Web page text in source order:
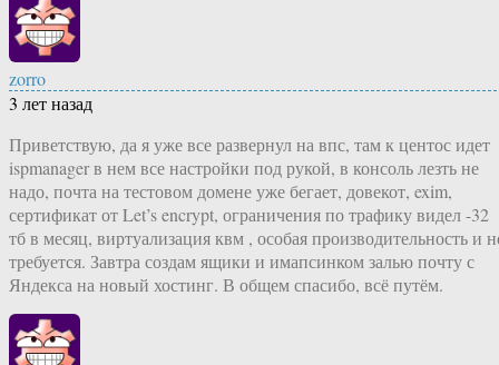
zorro
3 лет назад
Приветствую, да я уже все развернул на впс, там к центос идет
ispmanager в нем все настройки под рукой, в консоль лезть не
надо, почта на тестовом домене уже бегает, довекот, exim,
сертификат от Let’s encrypt, ограничения по трафику видел -32
тб в месяц, виртуализация квм , особая производительность и
требуется. Завтра создам ящики и имапсинком залью почту с
Яндекса на новый хостинг. В общем спасибо, всё путём.